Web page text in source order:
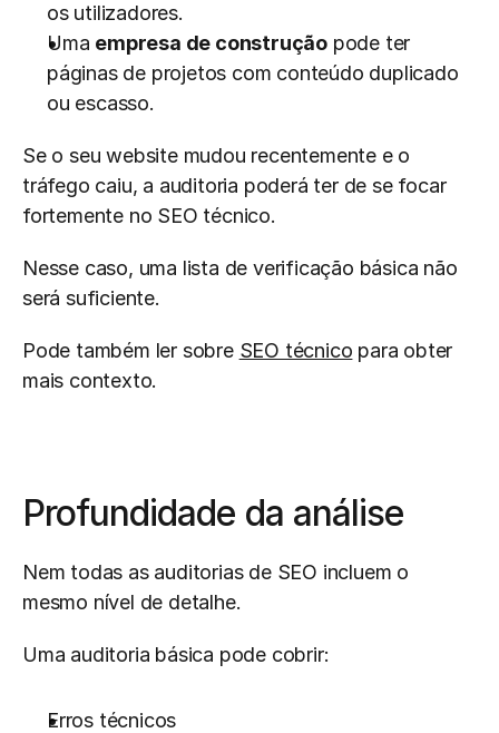
os utilizadores.
Uma empresa de construção pode ter
páginas de projetos com conteúdo duplicado
ou escasso.
Se o seu website mudou recentemente e o
tráfego caiu, a auditoria poderá ter de se focar
fortemente no SEO técnico.
Nesse caso, uma lista de verificação básica não
será suficiente.
Pode também ler sobre SEO técnico para obter
mais contexto.
Profundidade da análise
Nem todas as auditorias de SEO incluem o
mesmo nível de detalhe.
Uma auditoria básica pode cobrir:
Erros técnicos